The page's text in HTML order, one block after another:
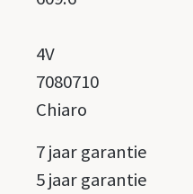
4V
7080710
Chiaro
7 jaar garantie
5 jaar garantie